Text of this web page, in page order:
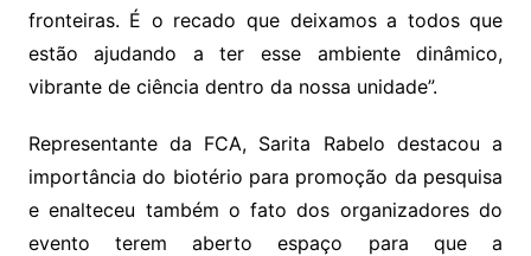
fronteiras. É o recado que deixamos a todos que
estão ajudando a ter esse ambiente dinâmico,
vibrante de ciência dentro da nossa unidade”.
Representante da FCA, Sarita Rabelo destacou a
importância do biotério para promoção da pesquisa
e enalteceu também o fato dos organizadores do
evento terem aberto espaço para que a